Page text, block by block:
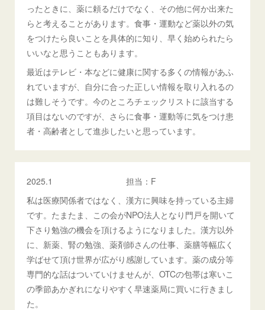
ったときに、薬に頼るだけでなく、その他に何か出来た
らと考えることがあります。食事・運動など薬以外の気
をつけたら良いことを具体的に知り、早く始められたら
いいなと思うこともあります。
最近はテレビ・本などに健康に関する多くの情報があふ
れていますが、自分に合った正しい情報を取り入れるの
は難しそうです。今のところチェックリストに該当する
項目はないのですが、さらに食事・運動等に気をつけ患
者・高齢者として進歩したいと思っています。
2025.1 担当：F
私は医療関係者ではなく、漢方に興味を持っている主婦
です。たまたま、この会がNPO法人となり門戸を開いて
下さり勉強の機会を頂けるようになりました。漢方以外
に、新薬、腎の勉強、薬剤師さんの仕事、薬膳等幅広く
学ばせて頂け世界が広がり感謝しています。薬の成分等
専門的な話はついていけませんが、OTCの包帯は寒いこ
の季節あかぎれになりやすく早速薬局に買いに行きまし
た。